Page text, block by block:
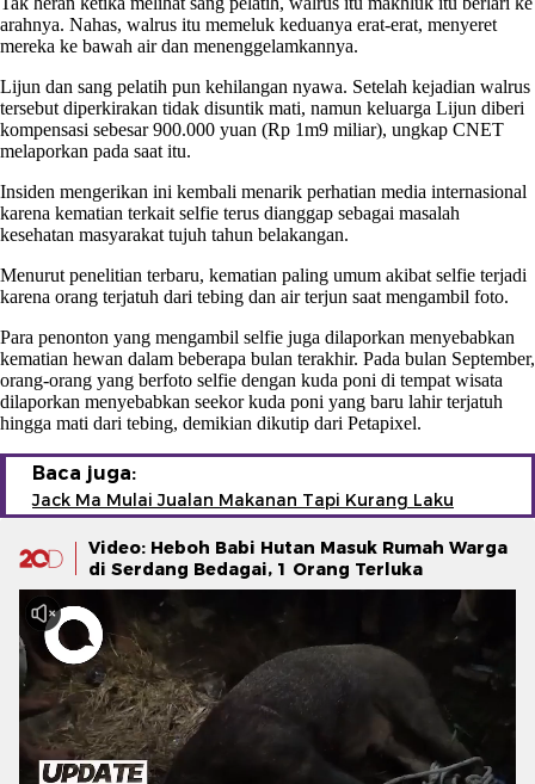
arahnya. Nahas, walrus itu memeluk keduanya erat-erat, menyeret
mereka ke bawah air dan menenggelamkannya.
Lijun dan sang pelatih pun kehilangan nyawa. Setelah kejadian walrus
tersebut diperkirakan tidak disuntik mati, namun keluarga Lijun diberi
kompensasi sebesar 900.000 yuan (Rp 1m9 miliar), ungkap CNET
melaporkan pada saat itu.
Insiden mengerikan ini kembali menarik perhatian media internasional
karena kematian terkait selfie terus dianggap sebagai masalah
kesehatan masyarakat tujuh tahun belakangan.
Menurut penelitian terbaru, kematian paling umum akibat selfie terjadi
karena orang terjatuh dari tebing dan air terjun saat mengambil foto.
Para penonton yang mengambil selfie juga dilaporkan menyebabkan
kematian hewan dalam beberapa bulan terakhir. Pada bulan September,
orang-orang yang berfoto selfie dengan kuda poni di tempat wisata
dilaporkan menyebabkan seekor kuda poni yang baru lahir terjatuh
hingga mati dari tebing, demikian dikutip dari Petapixel.
Baca juga:
Jack Ma Mulai Jualan Makanan Tapi Kurang Laku
Video: Heboh Babi Hutan Masuk Rumah Warga
di Serdang Bedagai, 1 Orang Terluka